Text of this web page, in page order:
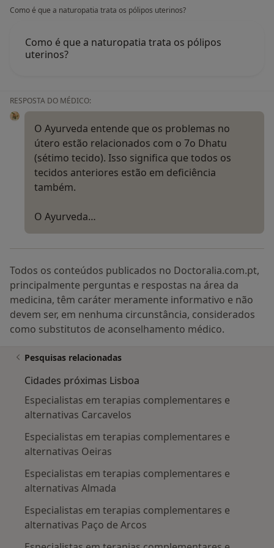
Abhyanga
corpo e o sistema imunitário, retarda o
envelhecimento e desbloqueia os canais do corpo
Shiroabhyanga:
Massagem ayurvédica na cabeça, pescoço e ombro.
Massagem especial com óleo quente para aliviar dores
e tensões agudas e crónicas. Melhora a circulação
sanguínea na cabeça e elimina a fadiga. Diminui o
stress e estimula o crescimento capilar.
Massagem profundamente relaxante nos pés e nas
pernas utiliza óleos ayurvédicos especiais para
regenerar, relaxar e harmonizar todo o corpo.
todos os órgãos, promove o detox do corpo.
Marmaterapia:
Massagem com estimulação de pontos vitais de
energia (Marmas). Sua estimulação auxilia na
centros de energia, melhorando a digestão, a
vitalidade, estimulando o rejuvenescimento, fazendo
um verdadeiro detox do corpo.
Nasya:
Terapia nasal para os distúrbios acima da clavícula
(aplicação de óleos nas narinas). Auxilia na Sinusite,
Rinite alérgica, Insónia, Eliminação do muco em
excesso/Congestionamento nasal, etc.
Karnapurana:
Aplicação de óleos medicados nos ouvidos com
massagem aos ouvidos e zona circundante. Indicado
Como é que a naturopatia trata os pólipos uterinos?
Como é que a naturopatia trata os pólipos
uterinos?
RESPOSTA DO MÉDICO:
O Ayurveda entende que os problemas no
útero estão relacionados com o 7o Dhatu
(sétimo tecido). Isso significa que todos os
tecidos anteriores estão em deficiência
também.
O Ayurveda…
Todos os conteúdos publicados no Doctoralia.com.pt,
principalmente perguntas e respostas na área da
medicina, têm caráter meramente informativo e não
devem ser, em nenhuma circunstância, considerados
como substitutos de aconselhamento médico.
Pesquisas relacionadas
Cidades próximas Lisboa
Especialistas em terapias complementares e
alternativas Carcavelos
Especialistas em terapias complementares e
alternativas Oeiras
Especialistas em terapias complementares e
alternativas Almada
Especialistas em terapias complementares e
alternativas Paço de Arcos